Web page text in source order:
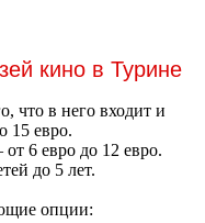
кино в Турине
что в него входит и
15 евро.
от 6 евро до 12 евро.
до 5 лет.
опции: